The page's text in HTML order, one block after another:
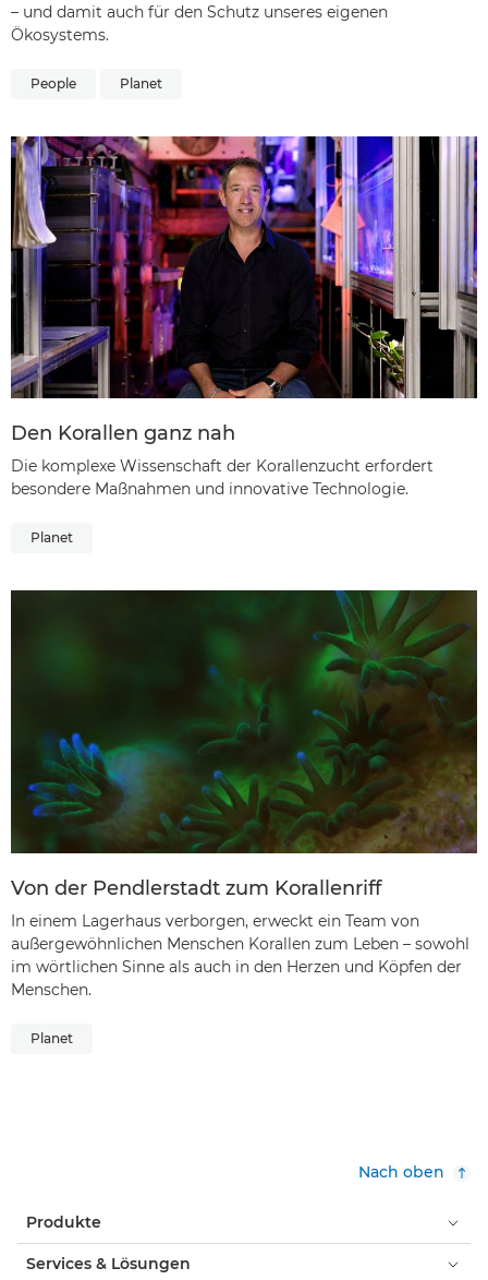
– und damit auch für den Schutz unseres eigenen
Ökosystems.
People Planet
Den Korallen ganz nah
Die komplexe Wissenschaft der Korallenzucht erfordert
besondere Maßnahmen und innovative Technologie.
Planet
Von der Pendlerstadt zum Korallenriff
In einem Lagerhaus verborgen, erweckt ein Team von
außergewöhnlichen Menschen Korallen zum Leben – sowohl
im wörtlichen Sinne als auch in den Herzen und Köpfen der
Menschen.
Planet
Nach oben
Produkte
Services & Lösungen